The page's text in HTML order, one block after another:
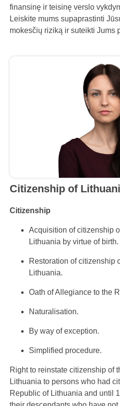
finansinę ir teisinę verslo
Leiskite mums supaprastinti
mokesčių riziką ir suteikti Jums
Citizenship of
Citizenship
Acquisition of citizenship
Lithuania by virtue of birth.
Restoration of citizenship
Lithuania.
Oath of Allegiance to the
Naturalisation.
By way of exception.
Simplified procedure.
Right to reinstate citizenship of
Lithuania to persons who had
Republic of Lithuania and until